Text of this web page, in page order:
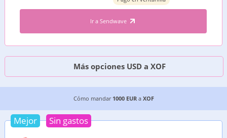
Ir a Sendwave
Más opciones USD a XOF
LAS 5 MEJORES OPCIONES PARA MANDAR
Cómo mandar 1000 EURa XOF
Mejor Sin gastos